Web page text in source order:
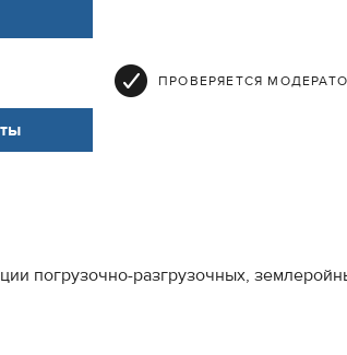
ПРОВЕРЯЕТСЯ
погрузочно-разгрузочных,